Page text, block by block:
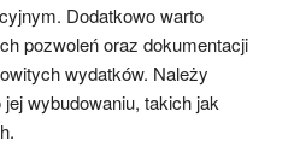
Dodatkowo warto
pozwoleń oraz dokumentacji
wydatków. Należy
wybudowaniu, takich jak